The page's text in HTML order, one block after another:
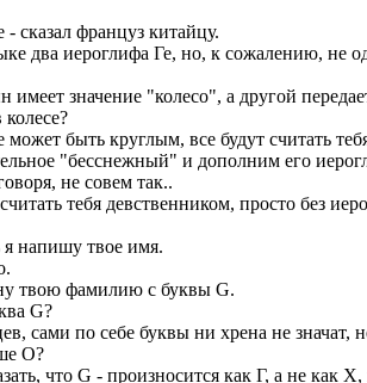
сказал француз китайцу.
два иероглифа Ге, но, к сожалению, не
имеет значение "колесо", а другой
быть круглым, все будут считать
"бесснежный" и дополним его
не совем так..
тебя девственником, просто
напишу твое имя.
твою фамилию с буквы G.
G?
сами по себе буквы ни хрена не значат,
O?
что G - произносится как Г, а не как